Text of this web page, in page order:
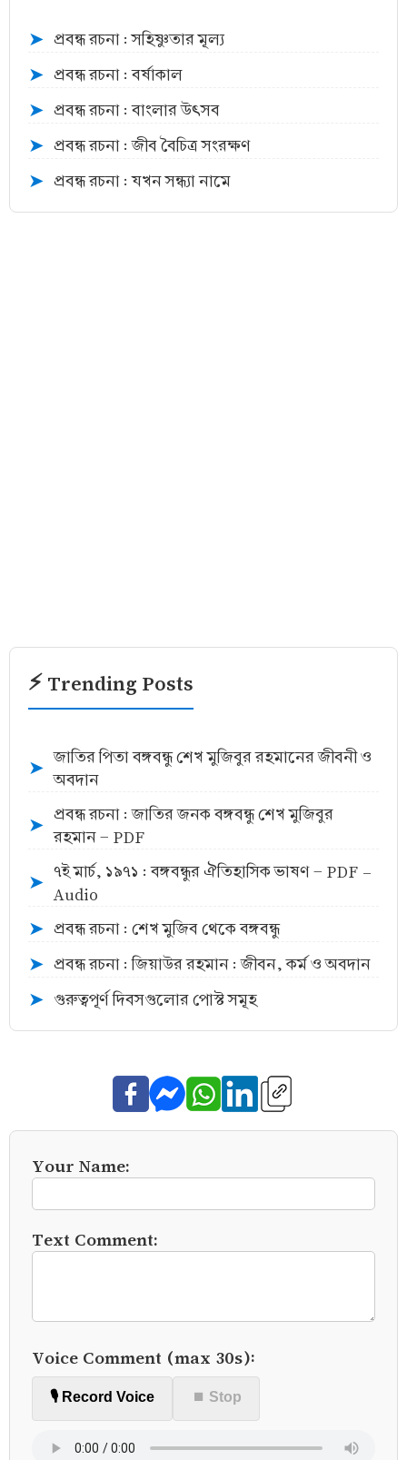
➤ প্রবন্ধ রচনা : সহিষ্ণুতার মূল্য
➤ প্রবন্ধ রচনা : বর্ষাকাল
➤ প্রবন্ধ রচনা : বাংলার উৎসব
➤ প্রবন্ধ রচনা : জীব বৈচিত্র সংরক্ষণ
➤ প্রবন্ধ রচনা : যখন সন্ধ্যা নামে
⚡ Trending Posts
➤
জাতির পিতা বঙ্গবন্ধু শেখ মুজিবুর রহমানের জীবনী ও
অবদান
➤
প্রবন্ধ রচনা : জাতির জনক বঙ্গবন্ধু শেখ মুজিবুর
রহমান - PDF
➤
৭ই মার্চ, ১৯৭১ : বঙ্গবন্ধুর ঐতিহাসিক ভাষণ - PDF -
Audio
➤ প্রবন্ধ রচনা : শেখ মুজিব থেকে বঙ্গবন্ধু
➤ প্রবন্ধ রচনা : জিয়াউর রহমান : জীবন, কর্ম ও অবদান
➤ গুরুত্বপূর্ণ দিবসগুলোর পোস্ট সমূহ
Your Name:
Text Comment:
Voice Comment (max 30s):
🎙️ Record Voice ⏹ Stop